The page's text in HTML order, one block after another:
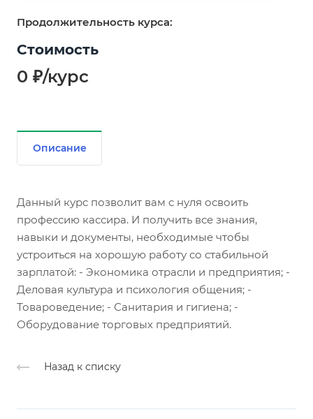
Продолжительность курса:
Стоимость
0 ₽/курс
Описание
Данный курс позволит вам с нуля освоить
профессию кассира. И получить все знания,
навыки и документы, необходимые чтобы
устроиться на хорошую работу со стабильной
зарплатой: - Экономика отрасли и предприятия; -
Деловая культура и психология общения; -
Товароведение; - Санитария и гигиена; -
Оборудование торговых предприятий.
Назад к списку